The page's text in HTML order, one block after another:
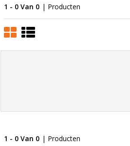
1 - 0 Van 0 | Producten
1 - 0 Van 0 | Producten